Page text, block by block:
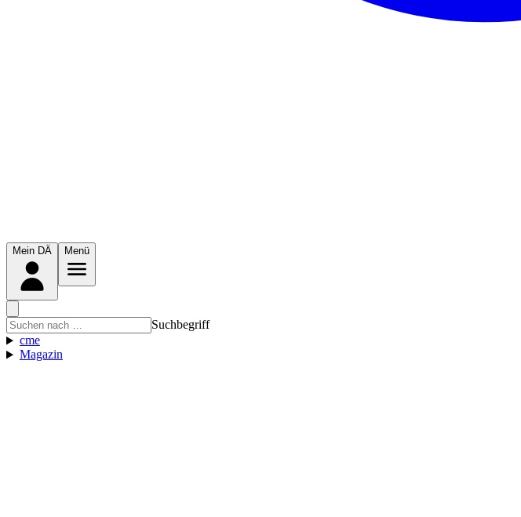
Mein DÄ Menü
Suchbegriff
cme
Magazin